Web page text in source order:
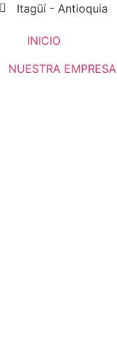
Itagüí - Antioquia
INICIO
NUESTRA EMPRESA